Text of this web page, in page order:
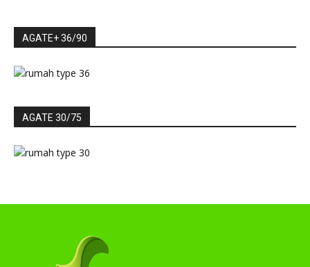
AGATE+ 36/90
AGATE 30/75